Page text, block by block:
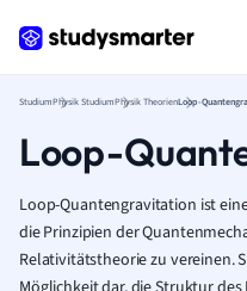
StudiumPhysik StudiumPhysik TheorienLoop-
Loop-
Loop-Quantengravitation ist
die Prinzipien der
Relativitätstheorie zu vereinen.